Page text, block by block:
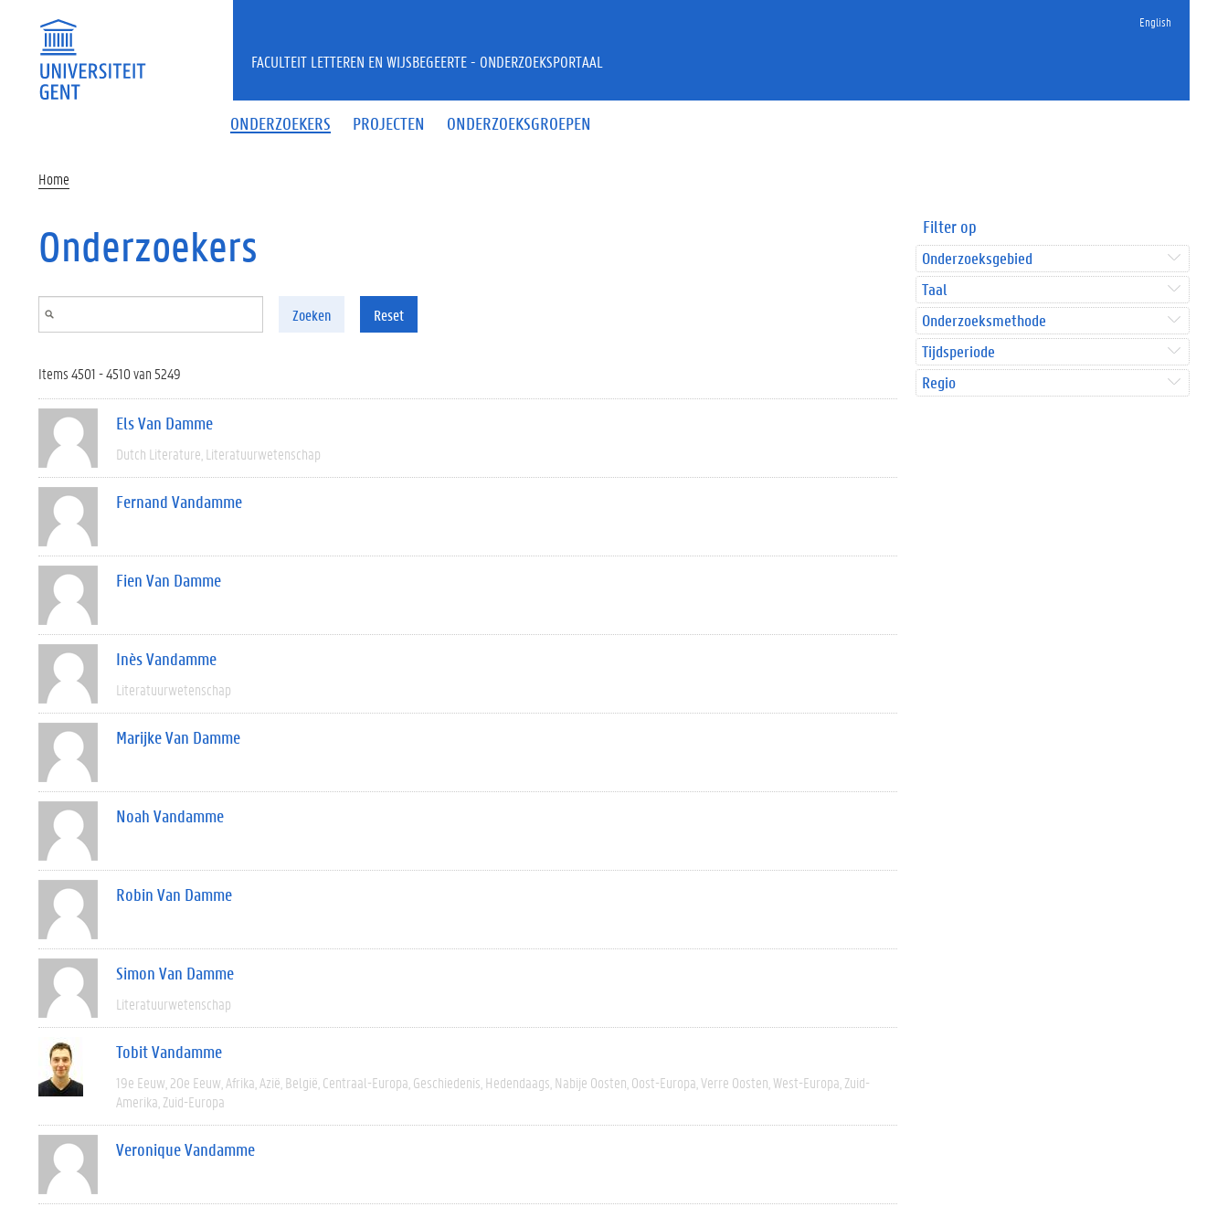
English
ONDERZOEKERS PROJECTEN ONDERZOEKSGROEPEN
FACULTEIT LETTEREN EN WIJSBEGEERTE - ONDERZOEKSPORTAAL
Home
Onderzoekers
Zoeken Reset
Items 4501 - 4510 van 5249
Els Van Damme
Dutch Literature Literatuurwetenschap
Fernand Vandamme
Fien Van Damme
Inès Vandamme
Literatuurwetenschap
Marijke Van Damme
Noah Vandamme
Robin Van Damme
Simon Van Damme
Literatuurwetenschap
Tobit Vandamme
19e Eeuw 20e Eeuw Afrika Azië België Centraal-Europa Geschiedenis Hedendaags Nabije Oosten Oost-Europa Verre Oosten West-Europa Zuid-
Amerika Zuid-Europa
Veronique Vandamme
Filter op
Onderzoeksgebied
Taal
Onderzoeksmethode
Tijdsperiode
Regio